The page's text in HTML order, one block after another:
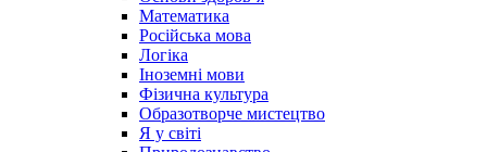
Математика
Російська мова
Логіка
Іноземні мови
Фізична культура
Образотворче мистецтво
Я у світі